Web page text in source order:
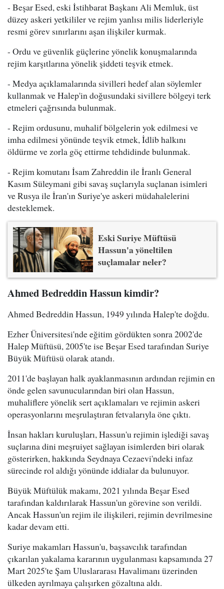
- Beşar Esed, eski İstihbarat Başkanı Ali Memluk, üst
düzey askeri yetkililer ve rejim yanlısı milis liderleriyle
resmi görev sınırlarını aşan ilişkiler kurmak.
- Ordu ve güvenlik güçlerine yönelik konuşmalarında
rejim karşıtlarına yönelik şiddeti teşvik etmek.
- Medya açıklamalarında sivilleri hedef alan söylemler
kullanmak ve Halep'in doğusundaki sivillere bölgeyi terk
etmeleri çağrısında bulunmak.
- Rejim ordusunu, muhalif bölgelerin yok edilmesi ve
imha edilmesi yönünde teşvik etmek, İdlib halkını
öldürme ve zorla göç ettirme tehdidinde bulunmak.
- Rejim komutanı İsam Zahreddin ile İranlı General
Kasım Süleymani gibi savaş suçlarıyla suçlanan isimleri
ve Rusya ile İran'ın Suriye'ye askeri müdahalelerini
desteklemek.
Eski Suriye Müftüsü
Hassun'a yöneltilen
suçlamalar neler?
Ahmed Bedreddin Hassun kimdir?
Ahmed Bedreddin Hassun, 1949 yılında Halep'te doğdu.
Ezher Üniversitesi'nde eğitim gördükten sonra 2002'de
Halep Müftüsü, 2005'te ise Beşar Esed tarafından Suriye
Büyük Müftüsü olarak atandı.
2011'de başlayan halk ayaklanmasının ardından rejimin en
önde gelen savunucularından biri olan Hassun,
muhaliflere yönelik sert açıklamaları ve rejimin askeri
operasyonlarını meşrulaştıran fetvalarıyla öne çıktı.
İnsan hakları kuruluşları, Hassun'u rejimin işlediği savaş
suçlarına dini meşruiyet sağlayan isimlerden biri olarak
gösterirken, hakkında Seydnaya Cezaevi'ndeki infaz
sürecinde rol aldığı yönünde iddialar da bulunuyor.
Büyük Müftülük makamı, 2021 yılında Beşar Esed
tarafından kaldırılarak Hassun'un görevine son verildi.
Ancak Hassun'un rejim ile ilişkileri, rejimin devrilmesine
kadar devam etti.
Suriye makamları Hassun'u, başsavcılık tarafından
çıkarılan yakalama kararının uygulanması kapsamında 27
Mart 2025'te Şam Uluslararası Havalimanı üzerinden
ülkeden ayrılmaya çalışırken gözaltına aldı.